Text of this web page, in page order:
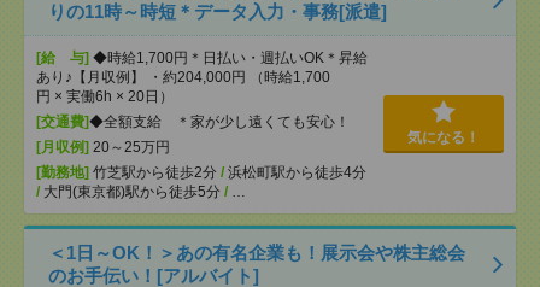
りの11時～時短＊データ入力・事務[派遣]
[給 与] ◆時給1,700円＊日払い・週払いOK＊昇給
あり♪【月収例】 ・約204,000円 （時給1,700
円 × 実働6h × 20日）
[交通費]◆全額支給 ＊家が少し遠くても安心！
[月収例] 20～25万円
[勤務地] 竹芝駅から徒歩2分 / 浜松町駅から徒歩4分
/ 大門(東京都)駅から徒歩5分 / …
気になる！
＜1日～OK！＞あの有名企業も！展示会や株主総会
のお手伝い！[アルバイト]